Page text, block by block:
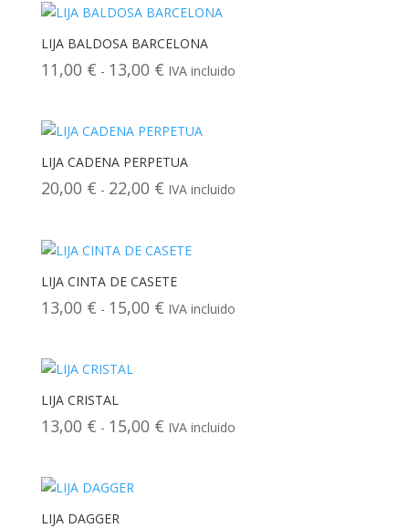
desde
hasta
11,00 €
LIJA BALDOSA BARCELONA
11,00 € - 13,00 €Rango
desde
hasta
13,00 €
IVA incluido
LIJA CADENA PERPETUA
20,00 € - 22,00 €Rango
desde
hasta
22,00 €
IVA incluido
LIJA CINTA DE CASETE
13,00 € - 15,00 €Rango
15,00 €
IVA incluido
LIJA CRISTAL
13,00 € - 15,00 €Rango
IVA incluido
LIJA DAGGER